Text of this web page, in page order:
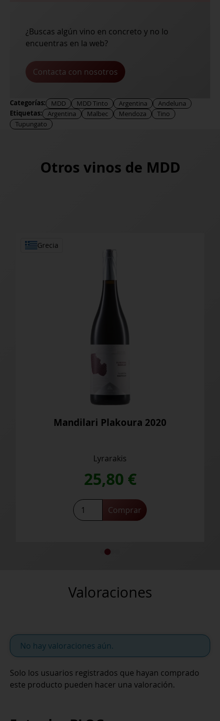
¿Buscas algún vino en concreto y no lo
encuentras en la web?
Contacta con nosotros
Categorías: MDD MDD Tinto Argentina Andeluna
Etiquetas: Argentina Malbec Mendoza
Tino
Tupungato
Otros vinos de MDD
Thrapsathiri Rouma 2024
25,80
Saber más
Valoraciones
No hay valoraciones aún.
Solo los usuarios registrados que hayan comprado
este producto pueden hacer una valoración.